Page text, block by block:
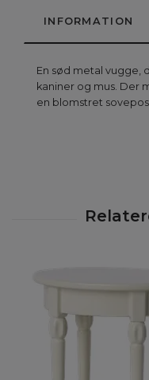
INFORMATION
En sød metal vugge,
kaniner og mus. Der
en blomstret